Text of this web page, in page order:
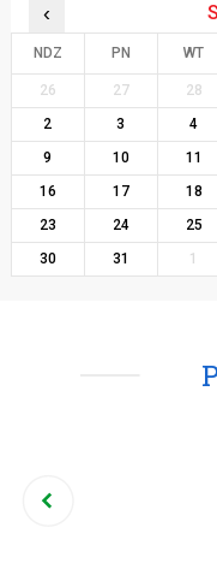
‹
NDZ PN WT
26 27 28
2
3 4
9
10 11
16
17 18
23
24 25
30
31 1